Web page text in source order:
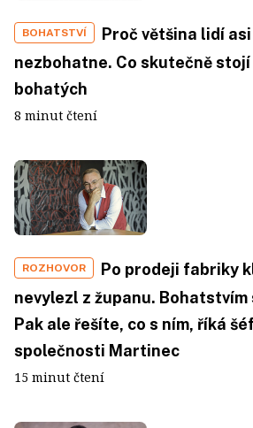
BOHATSTVÍ
Proč většina lidí
nezbohatne. Co skutečně
bohatých
8 minut čtení
ROZHOVOR
Po prodeji fabriky
nevylezl z županu.
Pak ale řešíte, co s ním, říká
společnosti Martinec
15 minut čtení